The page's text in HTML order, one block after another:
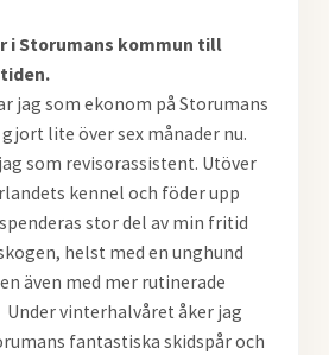
i Storumans kommun till
jag som ekonom på Storumans
lite över sex månader nu.
som revisorassistent. Utöver
kennel och föder upp
stor del av min fritid
helst med en unghund
även med mer rutinerade
vinterhalvåret åker jag
fantastiska skidspår och